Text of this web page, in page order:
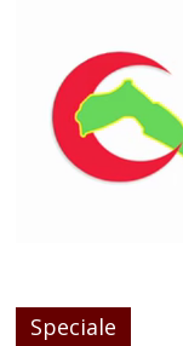
Speciale